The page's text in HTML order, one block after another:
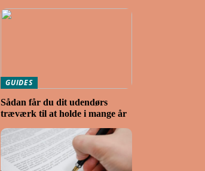
GUIDES
Sådan får du dit udendørs
træværk til at holde i mange år